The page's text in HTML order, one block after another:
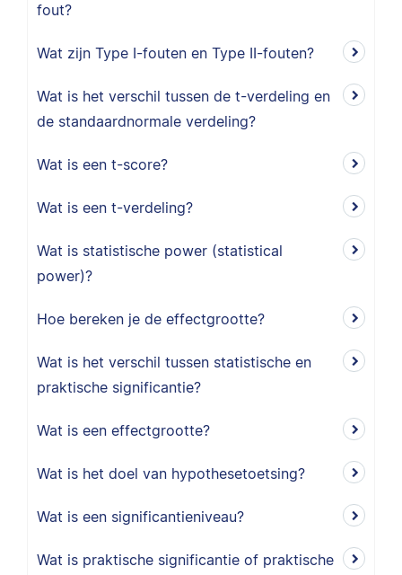
fout?
Wat zijn Type I-fouten en Type II-fouten?
Wat is het verschil tussen de t-verdeling en
de standaardnormale verdeling?
Wat is een t-score?
Wat is een t-verdeling?
Wat is statistische power (statistical
power)?
Hoe bereken je de effectgrootte?
Wat is het verschil tussen statistische en
praktische significantie?
Wat is een effectgrootte?
Wat is het doel van hypothesetoetsing?
Wat is een significantieniveau?
Wat is praktische significantie of praktische